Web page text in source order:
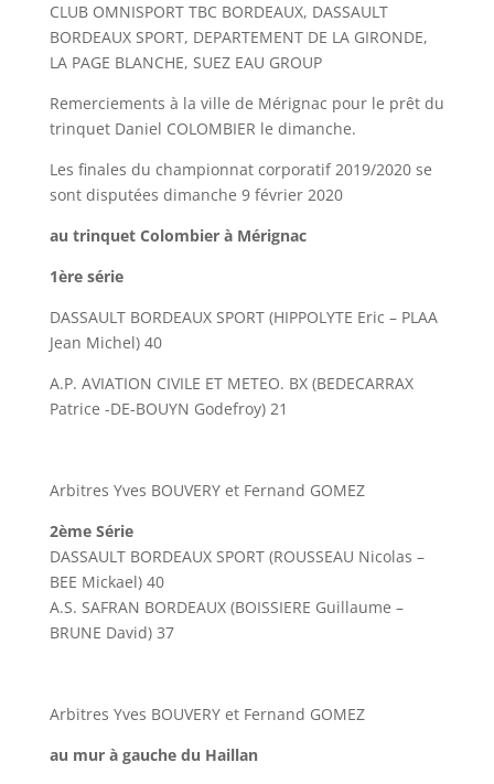
CLUB OMNISPORT TBC BORDEAUX, DASSAULT
BORDEAUX SPORT, DEPARTEMENT DE LA GIRONDE,
LA PAGE BLANCHE, SUEZ EAU GROUP
Remerciements à la ville de Mérignac pour le prêt du
trinquet Daniel COLOMBIER le dimanche.
Les finales du championnat corporatif 2019/2020 se
sont disputées dimanche 9 février 2020
au trinquet Colombier à Mérignac
1ère série
DASSAULT BORDEAUX SPORT (HIPPOLYTE Eric – PLAA
Jean Michel) 40
A.P. AVIATION CIVILE ET METEO. BX (BEDECARRAX
Patrice -DE-BOUYN Godefroy) 21
Arbitres Yves BOUVERY et Fernand GOMEZ
2ème Série
DASSAULT BORDEAUX SPORT (ROUSSEAU Nicolas –
BEE Mickael) 40
A.S. SAFRAN BORDEAUX (BOISSIERE Guillaume –
BRUNE David) 37
Arbitres Yves BOUVERY et Fernand GOMEZ
au mur à gauche du Haillan